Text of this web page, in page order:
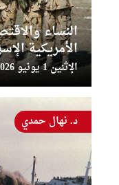
النساء
الأمريكية
الإثنين 1 يونيو 2026 - 12:36:30
د. نهال حمدي